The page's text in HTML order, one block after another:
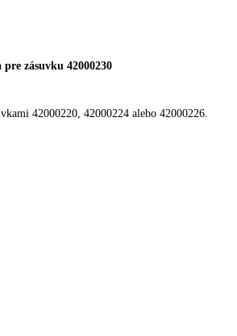
zásuvku 42000230
42000220, 42000224 alebo 42000226.